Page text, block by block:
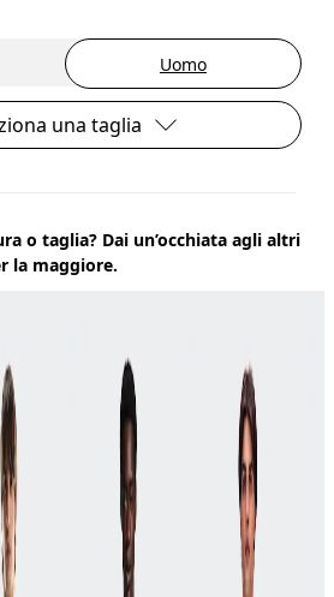
Uomo
una taglia
o taglia? Dai un’occhiata agli altri
la maggiore.